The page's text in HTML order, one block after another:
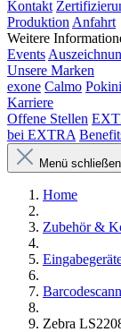
Kontakt
Produktion Anfahrt
Weitere
Events
Unsere Marken
exone Calmo Pokini
Karriere
Offene Stellen
bei EXTRA
Menü schließen
Home
Zubehör &
Zebra